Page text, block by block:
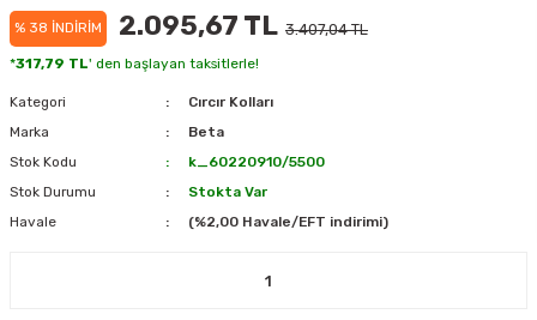
% 38 İNDİRİM 2.095,67 TL 3.407,04 TL
*317,79 TL' den başlayan taksitlerle!
Kategori
Cırcır Kolları
Marka
Beta
Stok Kodu
k_60220910/5500
Stok Durumu
Stokta Var
Havale
(%2,00 Havale/EFT indirimi)